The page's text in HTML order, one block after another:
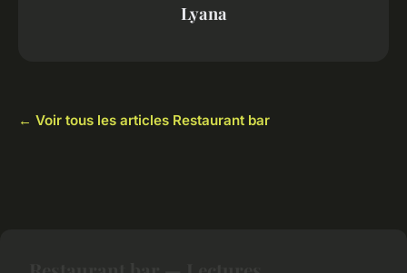
Lyana
← Voir tous les articles Restaurant bar